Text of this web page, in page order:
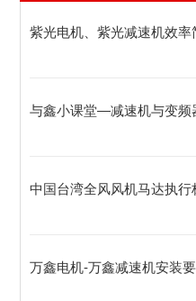
紫光电机、紫光减速机效率
与鑫小课堂—减速机与变频
中国台湾全风风机马达执行
万鑫电机-万鑫减速机安装